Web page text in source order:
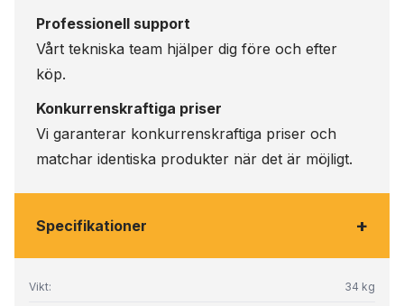
Professionell support
Vårt tekniska team hjälper dig före och efter
köp.
Konkurrenskraftiga priser
Vi garanterar konkurrenskraftiga priser och
matchar identiska produkter när det är möjligt.
Specifikationer +
Vikt: 34 kg